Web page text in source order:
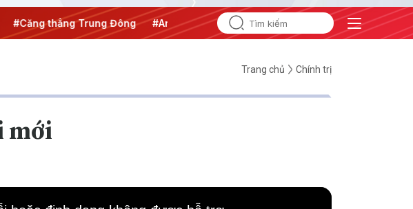
thẳng Trung Đông #An ninh năng lượng #Bảo vệ nền tảng tư tưởng của
Trang chủ Chính trị
mới